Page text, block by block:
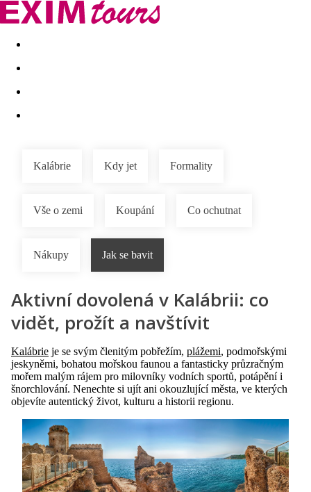
Akční nabídky Last minute
Kalábrie Kdy jet Formality
Vše o zemi Koupání Co ochutnat
Nákupy Jak se bavit
Aktivní dovolená v Kalábrii: co
vidět, prožít a navštívit
Kalábrie je se svým členitým pobřežím, plážemi, podmořskými
jeskyněmi, bohatou mořskou faunou a fantasticky průzračným
mořem malým rájem pro milovníky vodních sportů, potápění i
šnorchlování. Nenechte si ujít ani okouzlující města, ve kterých
objevíte autentický život, kulturu a historii regionu.